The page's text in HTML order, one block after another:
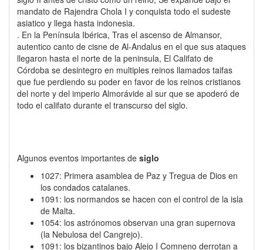
mandato de Rajendra Chola I y conquista todo el sudeste
asiatico y llega hasta indonesia.
. En la Península Ibérica, Tras el ascenso de Almansor,
autentico canto de cisne de Al-Andalus en el que sus ataques
llegaron hasta el norte de la peninsula, El Califato de
Córdoba se desintegro en multiples reinos llamados taifas
que fue perdiendo su poder en favor de los reinos cristianos
del norte y del imperio Almorávide al sur que se apoderó de
todo el califato durante el transcurso del siglo.
Algunos eventos importantes de siglo
1027: Primera asamblea de Paz y Tregua de Dios en
los condados catalanes.
1091: los normandos se hacen con el control de la isla
de Malta.
1054: los astrónomos observan una gran supernova
(la Nebulosa del Cangrejo).
1091: los bizantinos bajo Alejo I Comneno derrotan a